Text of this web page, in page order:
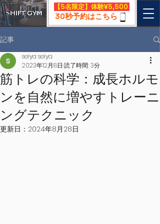
​【5名限定】体験¥5,500
30秒予約はこちら
記事
筋トレの科学：成長ホルモ
ンを自然に増やすトレーニ
ングテクニック
seiya seiya
2023年12月8日 読了時間: 3分
更新日： 2024年8月28日